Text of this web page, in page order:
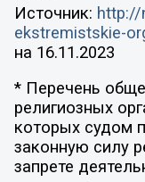
Источник: http://
ekstremistskie-
на 16.11.2023
* Перечень
религиозных
которых судом
законную силу
запрете